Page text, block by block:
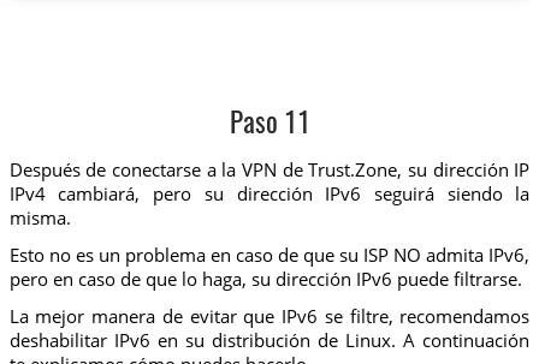
Paso 11
Después de conectarse a la VPN de Trust.Zone, su dirección IP
IPv4 cambiará, pero su dirección IPv6 seguirá siendo la
misma.
Esto no es un problema en caso de que su ISP NO admita IPv6,
pero en caso de que lo haga, su dirección IPv6 puede filtrarse.
La mejor manera de evitar que IPv6 se filtre, recomendamos
deshabilitar IPv6 en su distribución de Linux. A continuación